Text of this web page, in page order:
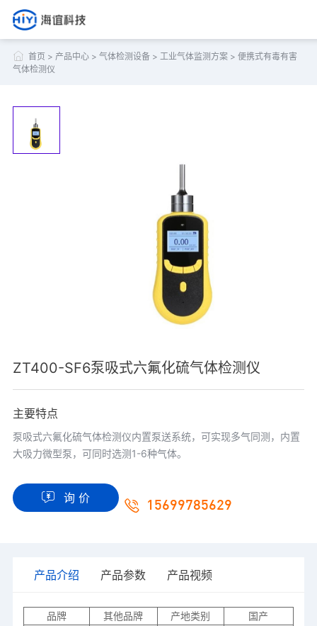
首页 > 产品中心> 气体检测设备> 工业气体监测方案> 便携式有毒有害
气体检测仪
ZT400-SF6泵吸式六氟化硫气体检测仪
主要特点
泵吸式六氟化硫气体检测仪内置泵送系统，可实现多气同测，内置
大吸力微型泵，可同时选测1-6种气体。
询 价 15699785629
产品介绍 产品参数 产品视频
品牌 其他品牌 产地类别 国产